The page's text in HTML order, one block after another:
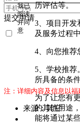
提交申请
我已
阅读
并同
意
历评估等。
3、项目开发
及服务过程
4、向您推荐
5、学校推荐
所具备的条
为了让您有
的其他用途
能将通过某
注：详细内容及信息以
来源：其它